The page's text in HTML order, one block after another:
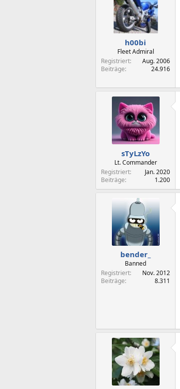
h00bi
Fleet Admiral
Registriert
Aug. 2006
Beiträge
24.916
sTyLzYo
Lt. Commander
Registriert
Jan. 2020
Beiträge
1.200
bender_
Banned
Registriert
Nov. 2012
Beiträge
8.311